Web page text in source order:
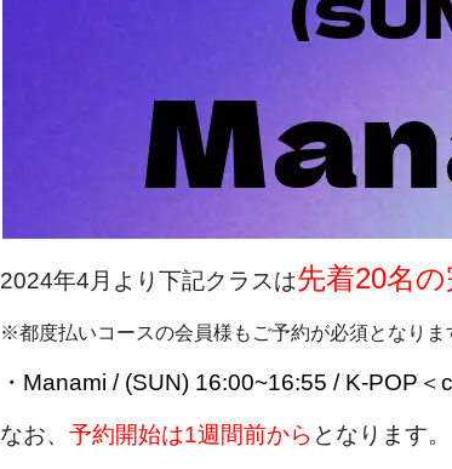
2024年4月より下記クラスは先着20名の
※都度払いコースの会員様もご予約が必須となりま
・Manami / (SUN) 16:00~16:55 / K-POP＜
なお、 予約開始は1週間前から となります。